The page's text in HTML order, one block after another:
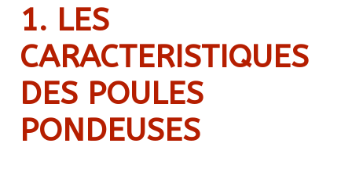
1. LES
CARACTERISTIQUES
DES POULES
PONDEUSES